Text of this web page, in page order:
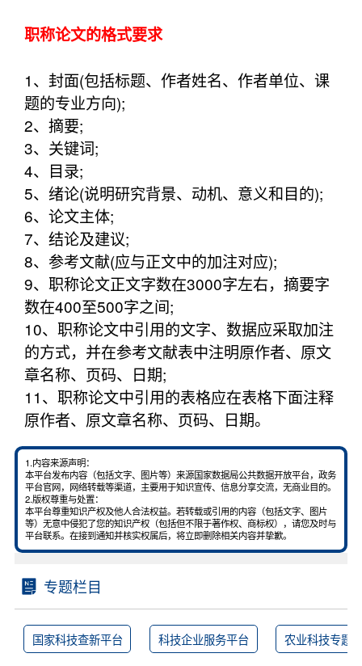
职称论文的格式要求
1、封面(包括标题、作者姓名、作者单位、课
题的专业方向);
2、摘要;
3、关键词;
4、目录;
5、绪论(说明研究背景、动机、意义和目的);
6、论文主体;
7、结论及建议;
8、参考文献(应与正文中的加注对应);
9、职称论文正文字数在3000字左右，摘要字
数在400至500字之间;
10、职称论文中引用的文字、数据应采取加注
的方式，并在参考文献表中注明原作者、原文
章名称、页码、日期;
11、职称论文中引用的表格应在表格下面注释
原作者、原文章名称、页码、日期。
1.内容来源声明：
本平台发布内容（包括文字、图片等）来源国家数据局公共数据开放平台，政务
平台官网，网络转载等渠道，主要用于知识宣传、信息分享交流，无商业目的。
2.版权尊重与处置：
本平台尊重知识产权及他人合法权益。若转载或引用的内容（包括文字、图片
等）无意中侵犯了您的知识产权（包括但不限于著作权、商标权），请您及时与
平台联系。在接到通知并核实权属后，将立即删除相关内容并挚歉。
专题栏目
国家科技查新平台 科技企业服务平台 农业科技专题